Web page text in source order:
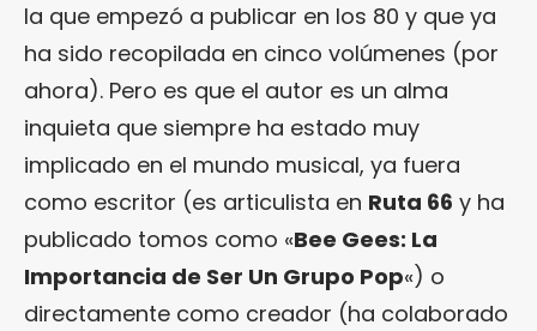
la que empezó a publicar en los 80 y que ya
ha sido recopilada en cinco volúmenes (por
ahora). Pero es que el autor es un alma
inquieta que siempre ha estado muy
implicado en el mundo musical, ya fuera
como escritor (es articulista en Ruta 66 y ha
publicado tomos como «Bee Gees: La
Importancia de Ser Un Grupo Pop«) o
directamente como creador (ha colaborado